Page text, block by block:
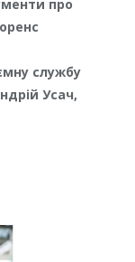
про
службу
Усач,